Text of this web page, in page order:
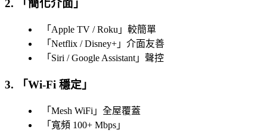
2. 「簡化介面 」
「 Apple TV / Roku 」較簡單
「 Netflix / Disney+ 」介面友善
「 Siri / Google Assistant 」聲控
3. 「Wi-Fi 穩定 」
「 Mesh WiFi 」全屋覆蓋
「 寬頻 100+ Mbps 」